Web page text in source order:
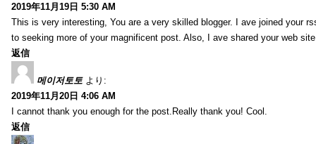
2019年11月19日 5:30 AM
This is very interesting, You are a very skilled blogger. I ave joined your
to seeking more of your magnificent post. Also, I ave shared your web
返信
메이저토토 より:
2019年11月20日 4:06 AM
I cannot thank you enough for the post.Really thank you! Cool.
返信